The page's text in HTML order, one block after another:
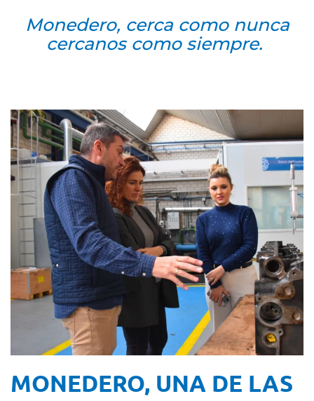
Monedero, cerca como nunca
cercanos como siempre.
MONEDERO, UNA DE LAS